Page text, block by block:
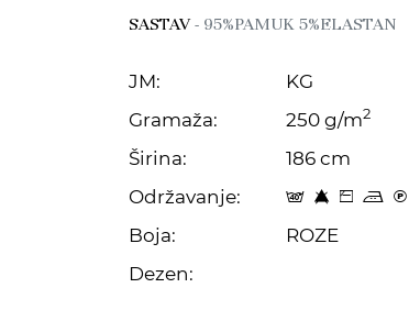
SASTAV- 95%PAMUK 5%ELASTAN
JM:
KG
Gramaža:
250 g/m2
Širina:
186 cm
Održavanje:
t 8 Z p C
Boja:
ROZE
Dezen: